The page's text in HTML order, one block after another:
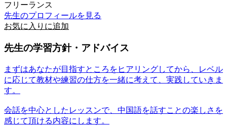
フリーランス
先生のプロフィールを見る
お気に入りに追加
先生の学習方針・アドバイス
まずはあなたが目指すところをヒアリングしてから、レベル
に応じて教材や練習の仕方を一緒に考えて、実践していきま
す。
会話を中心としたレッスンで、中国語を話すことの楽しさを
感じて頂ける内容にします。